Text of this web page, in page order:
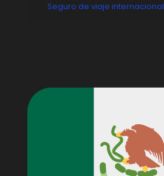
Seguro de viaje internacional